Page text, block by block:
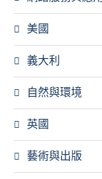
美國
義大利
自然與環境
英國
藝術與出版